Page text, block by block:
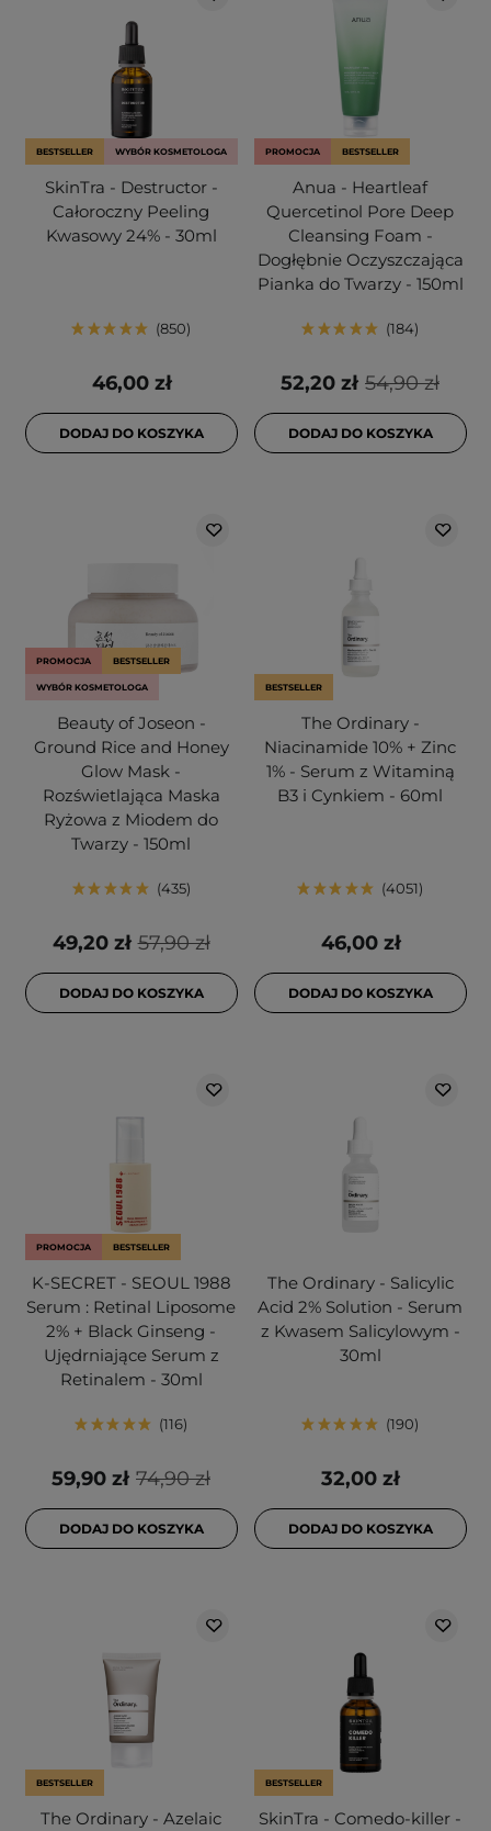
BESTSELLER WYBÓR KOSMETOLOGA
SkinTra - Destructor -
Całoroczny Peeling
Kwasowy 24% - 30ml
850
46,00 zł
DODAJ DO KOSZYKA
PROMOCJA BESTSELLER
Anua - Heartleaf
Quercetinol Pore Deep
Cleansing Foam -
Dogłębnie Oczyszczająca
Pianka do Twarzy - 150ml
184
54,90 zł
52,20 zł
DODAJ DO KOSZYKA
PROMOCJA BESTSELLER
WYBÓR KOSMETOLOGA
Beauty of Joseon -
Ground Rice and Honey
Glow Mask -
Rozświetlająca Maska
Ryżowa z Miodem do
Twarzy - 150ml
435
57,90 zł
49,20 zł
DODAJ DO KOSZYKA
BESTSELLER
The Ordinary -
Niacinamide 10% + Zinc
1% - Serum z Witaminą
B3 i Cynkiem - 60ml
4051
46,00 zł
DODAJ DO KOSZYKA
PROMOCJA BESTSELLER
K-SECRET - SEOUL 1988
Serum : Retinal Liposome
2% + Black Ginseng -
Ujędrniające Serum z
Retinalem - 30ml
116
74,90 zł
59,90 zł
DODAJ DO KOSZYKA
The Ordinary - Salicylic
Acid 2% Solution - Serum
z Kwasem Salicylowym -
30ml
190
32,00 zł
DODAJ DO KOSZYKA
BESTSELLER
The Ordinary - Azelaic
BESTSELLER
SkinTra - Comedo-killer -